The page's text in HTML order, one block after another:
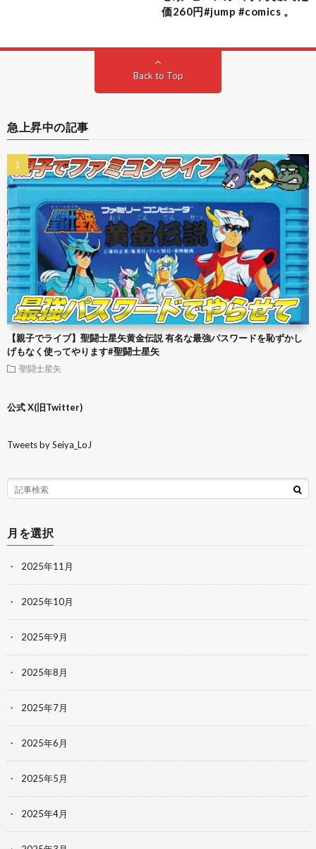
価260円#jump #comics 。
Back to Top
急上昇中の記事
【親子でライブ】聖闘士星矢黄金伝説 有名な最強パスワードを恥ずかし
げもなく使ってやります#聖闘士星矢
聖闘士星矢
公式 X(旧Twitter)
Tweets by Seiya_LoJ
月を選択
2025年11月
2025年10月
2025年9月
2025年8月
2025年7月
2025年6月
2025年5月
2025年4月